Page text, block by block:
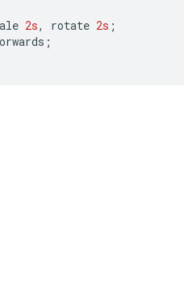
2s, rotate 2s ;
;